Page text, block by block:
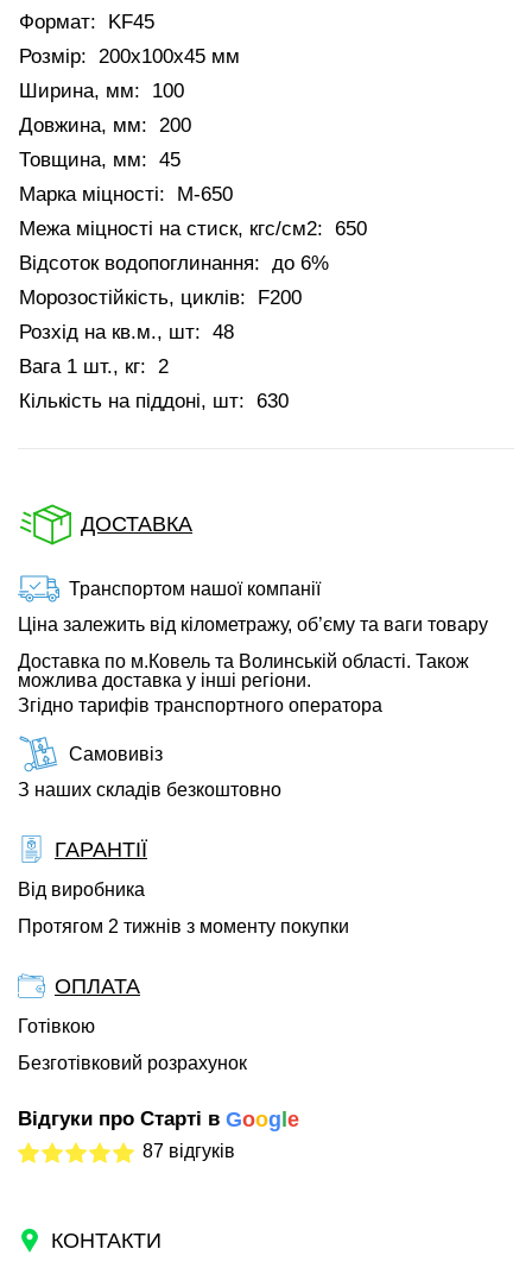
Формат:
KF45
Розмір: 200х100х45 мм
Ширина, мм:
100
Довжина, мм: 200
Товщина, мм: 45
Марка міцності:
М-650
Межа міцності на стиск, кгс/см2: 650
Відсоток водопоглинання: до 6%
Морозостійкість, циклів:
F200
Розхід на кв.м., шт: 48
Вага 1 шт., кг: 2
Кількість на піддоні, шт: 630
ДОСТАВКА
Транспортом нашої компанії
Ціна залежить від кілометражу, об’єму та ваги товару
Доставка по м.Ковель та Волинській області. Також
можлива доставка у інші регіони.
Згідно тарифів транспортного оператора
Самовивіз
З наших складів безкоштовно
ГАРАНТІЇ
Від виробника
Протягом 2 тижнів з моменту покупки
ОПЛАТА
Готівкою
Безготівковий розрахунок
Відгуки про Старті в Goog e
87 відгуків
КОНТАКТИ